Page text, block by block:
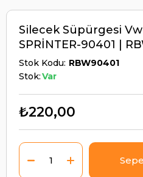
Silecek Süpürgesi
SPRİNTER-90401 |
Stok Kodu RBW90401
Stok:Var
₺220,00